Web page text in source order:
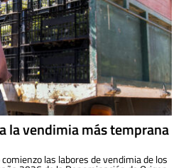
la vendimia más temprana
las labores de vendimia de los